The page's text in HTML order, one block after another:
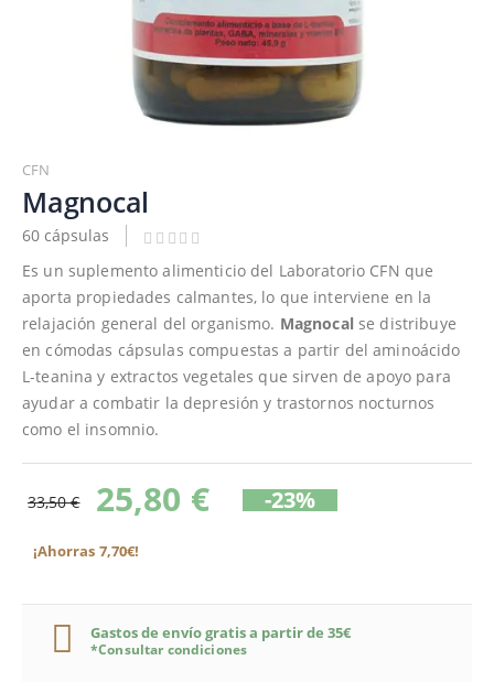
al
comienzo
de
la
galería
imágenes
CFN
Magnocal
60 cápsulas
Es un suplemento alimenticio del Laboratorio CFN que
aporta propiedades calmantes, lo que interviene en la
relajación general del organismo. Magnocalse distribuye
en cómodas cápsulas compuestas a partir del aminoácido
L-teanina y extractos vegetales que sirven de apoyo para
ayudar a combatir la depresión y trastornos nocturnos
como el insomnio.
33,50 € 25,80 € -23%
¡Ahorras 7,70€!
Gastos de envío gratis a partir de 35€
*Consultar condiciones